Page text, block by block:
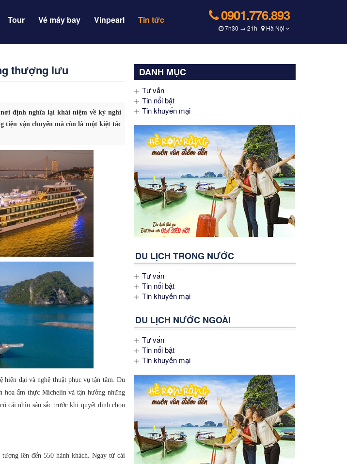
Tour Vé máy bay Vinpearl Tin tức 0901.776.893
7h30 → 21h Hà Nội
thượng lưu
định nghĩa lại khái niệm về kỳ nghỉ
tiện vận chuyển mà còn là một kiệt tác
hiện đại và nghệ thuật phục vụ tận tâm. Du
hoa ẩm thực Michelin và tận hưởng những
cái nhìn sâu sắc trước khi quyết định chọn
lên đến 550 hành khách. Ngay từ cái
DANH MỤC
Tư vấn
Tin nổi bật
Tin khuyến mại
DU LỊCH TRONG NƯỚC
Tư vấn
Tin nổi bật
Tin khuyến mại
DU LỊCH NƯỚC NGOÀI
Tư vấn
Tin nổi bật
Tin khuyến mại